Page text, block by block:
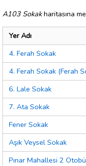
A103 Sokakharitasına
Yer Adı
4. Ferah Sokak
4. Ferah Sokak (Ferah
6. Lale Sokak
7. Ata Sokak
Fener Sokak
Aşık Veysel Sokak
Pınar Mahallesi 2